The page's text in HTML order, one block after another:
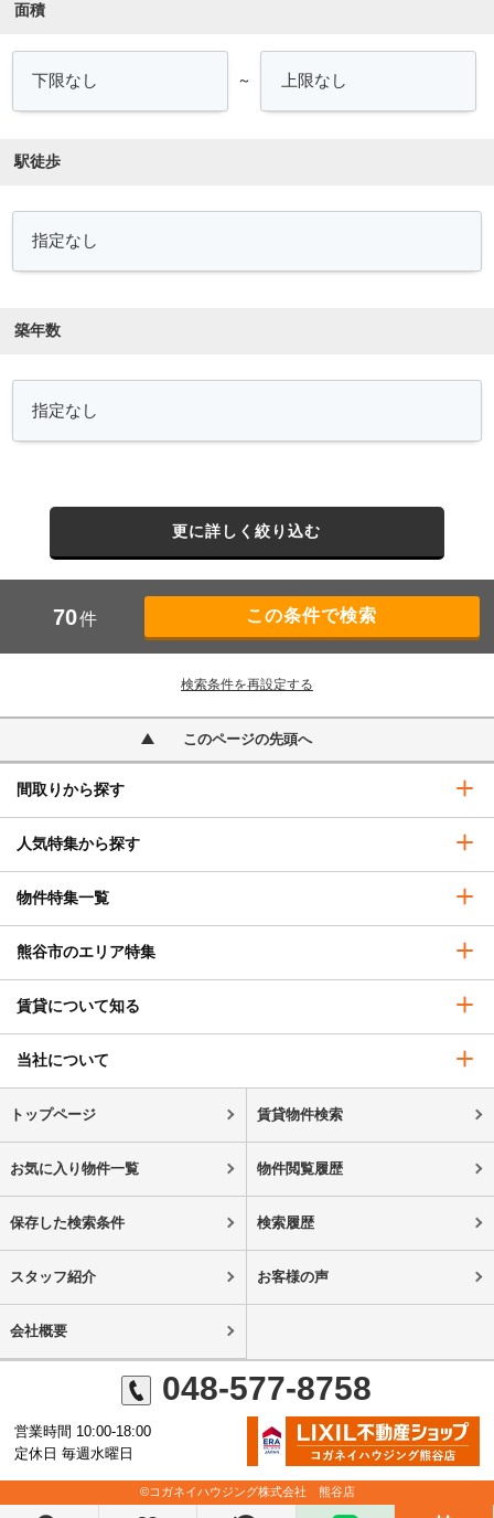
面積
～
駅徒歩
築年数
更に詳しく絞り込む
70件
検索条件を再設定する
このページの先頭へ
間取りから探す
人気特集から探す
物件特集一覧
熊谷市のエリア特集
賃貸について知る
当社について
トップページ 賃貸物件検索
お気に入り物件一覧 物件閲覧履歴
保存した検索条件 検索履歴
スタッフ紹介 お客様の声
会社概要
048-577-8758
営業時間 10:00-18:00
定休日 毎週水曜日
©コガネイハウジング株式会社 熊谷店